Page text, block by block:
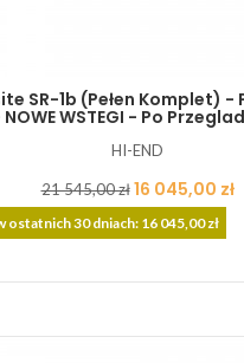
SR-1b (pełen Komplet) -
WSTEGI - Po
HI-END
Cena
podstawowa
21 545,00 zł Cena
16 045,00 zł
ostatnich 30 dniach: 16 045,00 zł